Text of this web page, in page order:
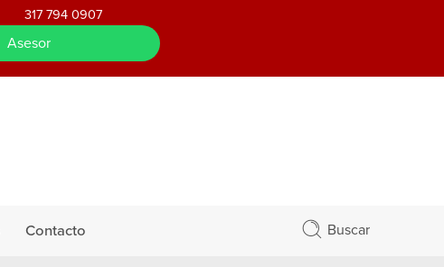
317 794 0907
Asesor
Contacto Buscar